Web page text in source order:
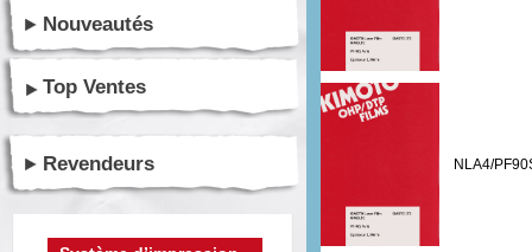
Nouveautés
Top Ventes
Revendeurs NLA4/